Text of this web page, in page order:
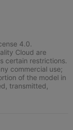
4.0.
Cloud are
certain restrictions.
commercial use;
of the model in
transmitted,